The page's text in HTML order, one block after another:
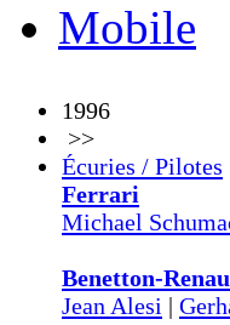
Mobile
1996
>>
Écuries / Pilotes
Ferrari
Michael
Benetton-
Jean Alesi |